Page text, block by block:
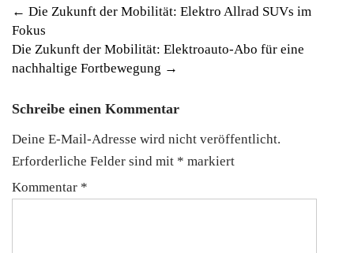
Post
navigation
← Die Zukunft der Mobilität: Elektro Allrad SUVs im
Fokus
Die Zukunft der Mobilität: Elektroauto-Abo für eine
nachhaltige Fortbewegung →
Schreibe einen Kommentar
Deine E-Mail-Adresse wird nicht veröffentlicht.
Erforderliche Felder sind mit * markiert
Kommentar *